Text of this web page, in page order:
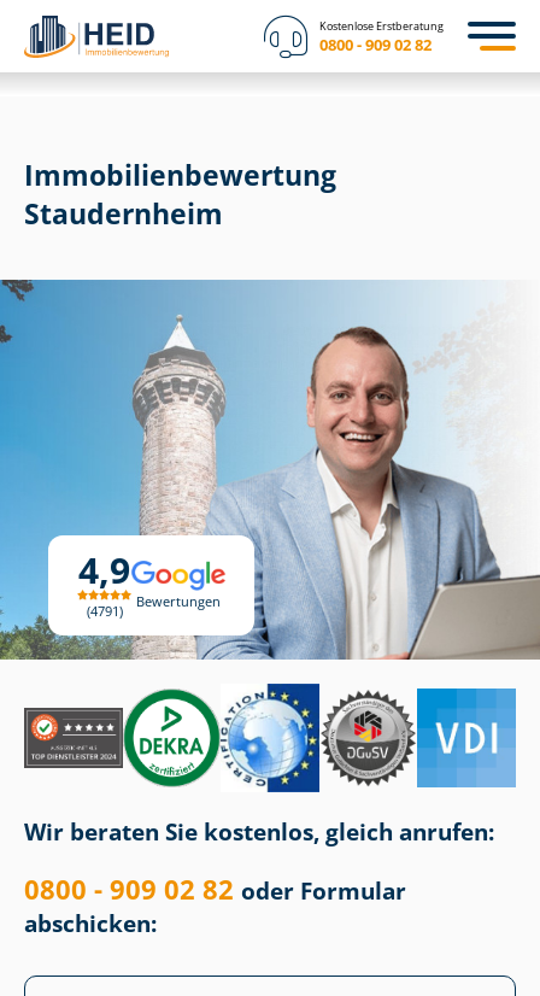
Kostenlose Erstberatung
0800 - 909 02 82
4,9
4791
Bewertungen
Immobilien­bewertung
Staudernheim
Wir beraten Sie kostenlos, gleich anrufen:
0800 - 909 02 82 oder Formular
abschicken: